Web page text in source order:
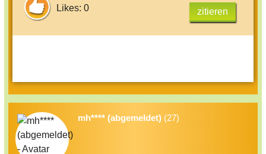
Likes: 0 zitieren
mh**** (abgemeldet) (27)